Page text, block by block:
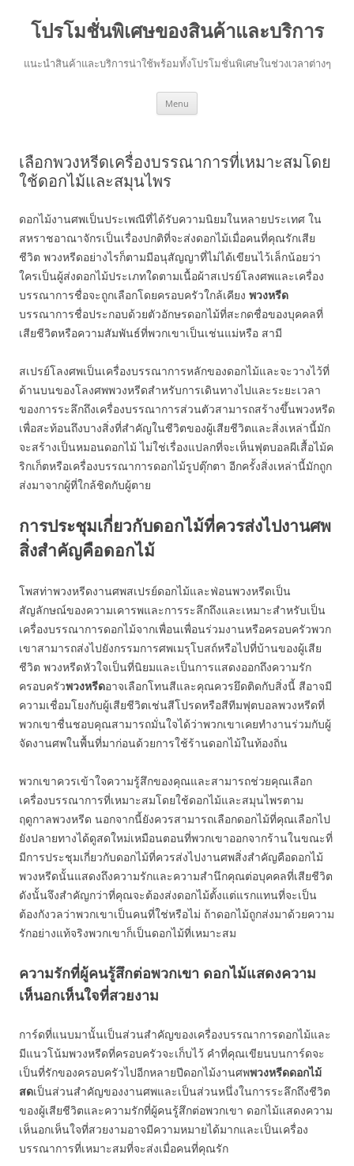
โปรโมชั่นพิเศษของสินค้าและบริการ
แนะนำสินค้าและบริการน่าใช้พร้อมทั้งโปรโมชั่นพิเศษในช่วงเวลาต่างๆ
Menu
เลือกพวงหรีดเครื่องบรรณาการที่เหมาะสมโดย
ใช้ดอกไม้และสมุนไพร
ดอกไม้งานศพเป็นประเพณีที่ได้รับความนิยมในหลายประเทศ ใน
สหราชอาณาจักรเป็นเรื่องปกติที่จะส่งดอกไม้เมื่อคนที่คุณรักเสีย
ชีวิต พวงหรีดอย่างไรก็ตามมีอนุสัญญาที่ไม่ได้เขียนไว้เล็กน้อยว่า
ใครเป็นผู้ส่งดอกไม้ประเภทใดตามเนื้อผ้าสเปรย์โลงศพและเครื่อง
บรรณาการชื่อจะถูกเลือกโดยครอบครัวใกล้เคียง พวงหรีด
บรรณาการชื่อประกอบด้วยตัวอักษรดอกไม้ที่สะกดชื่อของบุคคลที่
เสียชีวิตหรือความสัมพันธ์ที่พวกเขาเป็นเช่นแม่หรือ สามี
สเปรย์โลงศพเป็นเครื่องบรรณาการหลักของดอกไม้และจะวางไว้ที่
ด้านบนของโลงศพพวงหรีดสำหรับการเดินทางไปและระยะเวลา
ของการระลึกถึงเครื่องบรรณาการส่วนตัวสามารถสร้างขึ้นพวงหรีด
เพื่อสะท้อนถึงบางสิ่งที่สำคัญในชีวิตของผู้เสียชีวิตและสิ่งเหล่านี้มัก
จะสร้างเป็นหมอนดอกไม้ ไม่ใช่เรื่องแปลกที่จะเห็นฟุตบอลผีเสื้อไม้ค
ริกเก็ตหรือเครื่องบรรณาการดอกไม้รูปตุ๊กตา อีกครั้งสิ่งเหล่านี้มักถูก
ส่งมาจากผู้ที่ใกล้ชิดกับผู้ตาย
การประชุมเกี่ยวกับดอกไม้ที่ควรส่งไปงานศพ
สิ่งสำคัญคือดอกไม้
โพสท่าพวงหรีดงานศพสเปรย์ดอกไม้และฟ่อนพวงหรีดเป็น
สัญลักษณ์ของความเคารพและการระลึกถึงและเหมาะสำหรับเป็น
เครื่องบรรณาการดอกไม้จากเพื่อนเพื่อนร่วมงานหรือครอบครัวพวก
เขาสามารถส่งไปยังกรรมการศพเมรุโบสถ์หรือไปที่บ้านของผู้เสีย
ชีวิต พวงหรีดหัวใจเป็นที่นิยมและเป็นการแสดงออกถึงความรัก
ครอบครัวพวงหรีดอาจเลือกโทนสีและคุณควรยึดติดกับสิ่งนี้ สีอาจมี
ความเชื่อมโยงกับผู้เสียชีวิตเช่นสีโปรดหรือสีทีมฟุตบอลพวงหรีดที่
พวกเขาชื่นชอบคุณสามารถมั่นใจได้ว่าพวกเขาเคยทำงานร่วมกับผู้
จัดงานศพในพื้นที่มาก่อนด้วยการใช้ร้านดอกไม้ในท้องถิ่น
พวกเขาควรเข้าใจความรู้สึกของคุณและสามารถช่วยคุณเลือก
เครื่องบรรณาการที่เหมาะสมโดยใช้ดอกไม้และสมุนไพรตาม
ฤดูกาลพวงหรีด นอกจากนี้ยังควรสามารถเลือกดอกไม้ที่คุณเลือกไป
ยังปลายทางได้ดูสดใหม่เหมือนตอนที่พวกเขาออกจากร้านในขณะที่
มีการประชุมเกี่ยวกับดอกไม้ที่ควรส่งไปงานศพสิ่งสำคัญคือดอกไม้
พวงหรีดนั้นแสดงถึงความรักและความสำนึกคุณต่อบุคคลที่เสียชีวิต
ดังนั้นจึงสำคัญกว่าที่คุณจะต้องส่งดอกไม้ตั้งแต่แรกแทนที่จะเป็น
ต้องกังวลว่าพวกเขาเป็นคนที่ใช่หรือไม่ ถ้าดอกไม้ถูกส่งมาด้วยความ
รักอย่างแท้จริงพวกเขาก็เป็นดอกไม้ที่เหมาะสม
ความรักที่ผู้คนรู้สึกต่อพวกเขา ดอกไม้แสดงความ
เห็นอกเห็นใจที่สวยงาม
การ์ดที่แนบมานั้นเป็นส่วนสำคัญของเครื่องบรรณาการดอกไม้และ
มีแนวโน้มพวงหรีดที่ครอบครัวจะเก็บไว้ คำที่คุณเขียนบนการ์ดจะ
เป็นที่รักของครอบครัวไปอีกหลายปีดอกไม้งานศพพวงหรีดดอกไม้
สดเป็นส่วนสำคัญของงานศพและเป็นส่วนหนึ่งในการระลึกถึงชีวิต
ของผู้เสียชีวิตและความรักที่ผู้คนรู้สึกต่อพวกเขา ดอกไม้แสดงความ
เห็นอกเห็นใจที่สวยงามอาจมีความหมายได้มากและเป็นเครื่อง
บรรณาการที่เหมาะสมที่จะส่งเมื่อคนที่คุณรัก